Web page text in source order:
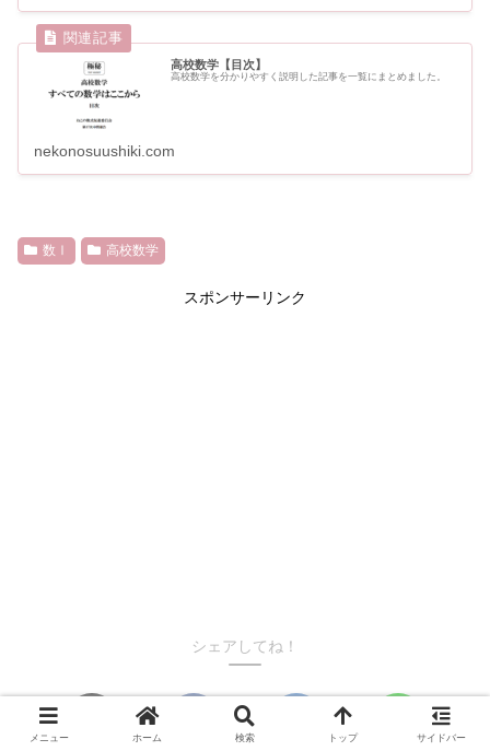
高校数学【目次】
高校数学を分かりやすく説明した記事を一覧にまとめました。
nekonosuushiki.com
数Ⅰ 高校数学
スポンサーリンク
シェアしてね！
メニュー ホーム 検索 トップ サイドバー